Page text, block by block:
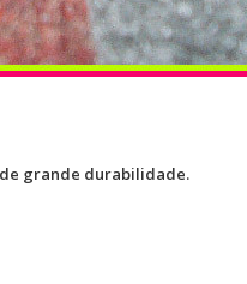
grande durabilidade.